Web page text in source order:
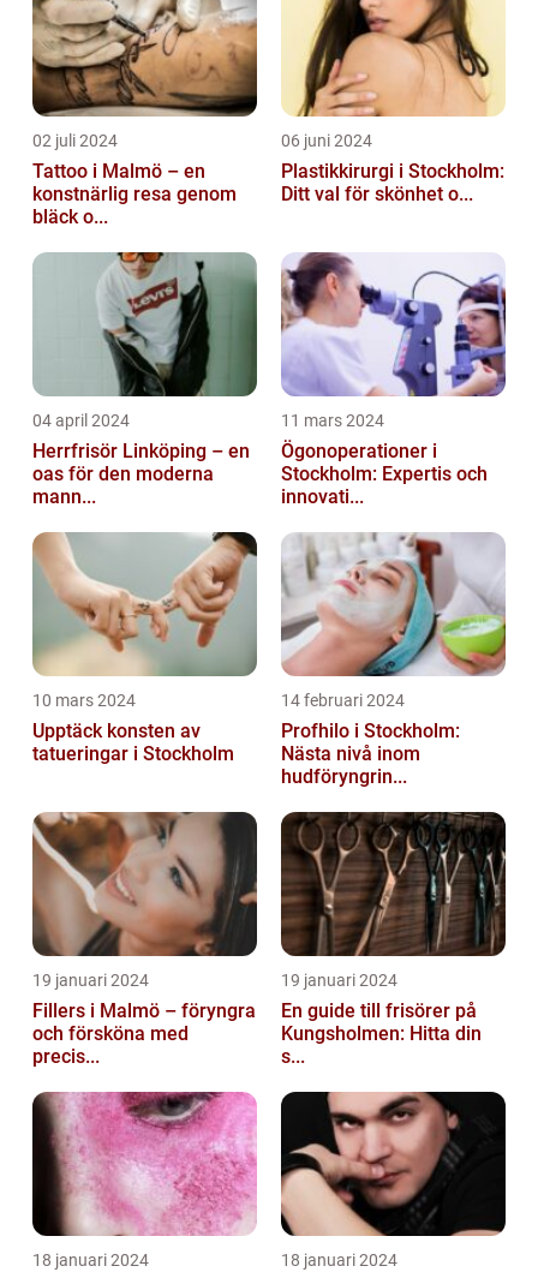
02 juli 2024
Tattoo i Malmö – en
konstnärlig resa genom
bläck o...
06 juni 2024
Plastikkirurgi i Stockholm:
Ditt val för skönhet o...
04 april 2024
Herrfrisör Linköping – en
oas för den moderna
mann...
11 mars 2024
Ögonoperationer i
Stockholm: Expertis och
innovati...
10 mars 2024
Upptäck konsten av
tatueringar i Stockholm
14 februari 2024
Profhilo i Stockholm:
Nästa nivå inom
hudföryngrin...
19 januari 2024
Fillers i Malmö – föryngra
och försköna med
precis...
19 januari 2024
En guide till frisörer på
Kungsholmen: Hitta din
s...
18 januari 2024 18 januari 2024